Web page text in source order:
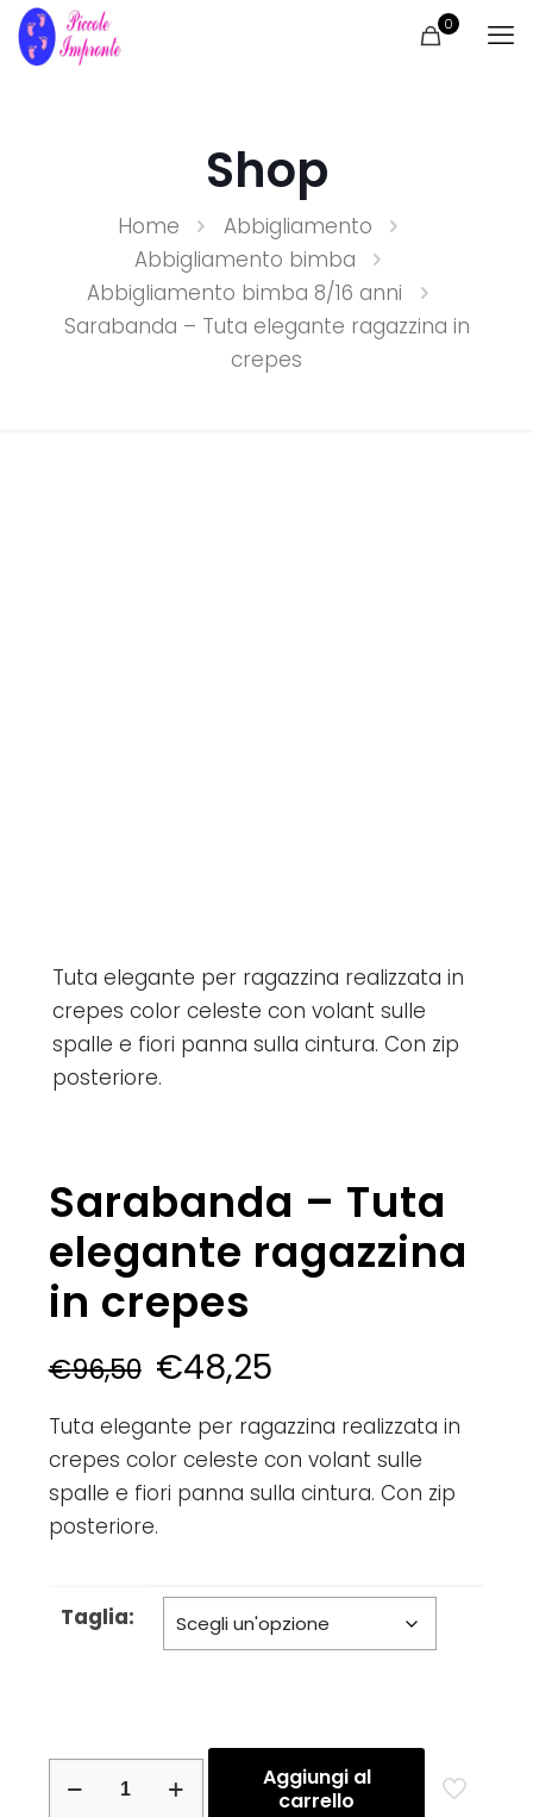
0
Shop
Home
Abbigliamento
Abbigliamento bimba
Abbigliamento bimba 8/16 anni
Sarabanda – Tuta elegante ragazzina in
crepes
Tuta elegante per ragazzina realizzata in
crepes color celeste con volant sulle
spalle e fiori panna sulla cintura. Con zip
posteriore.
Sarabanda – Tuta
elegante ragazzina
in crepes
€96,50 €48,25
Tuta elegante per ragazzina realizzata in
crepes color celeste con volant sulle
spalle e fiori panna sulla cintura. Con zip
posteriore.
Taglia:
Sarabanda
Aggiungi al
carrello